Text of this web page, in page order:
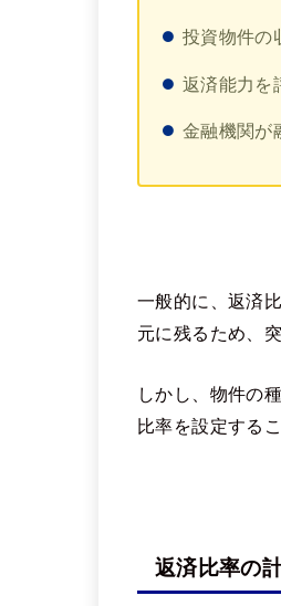
投資物件の
返済能力を
金融機関が
一般的に、返済
元に残るため、
しかし、物件の
比率を設定する
返済比率の